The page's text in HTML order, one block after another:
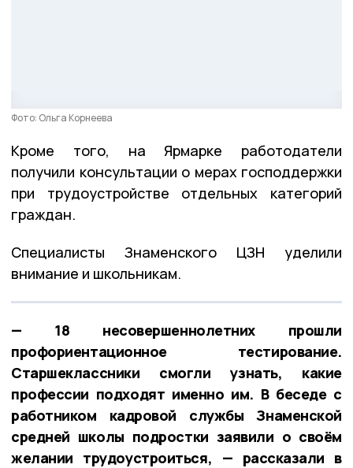
Фото: Ольга Корнеева
Кроме того, на Ярмарке работодатели
получили консультации о мерах господдержки
при трудоустройстве отдельных категорий
граждан.
Специалисты Знаменского ЦЗН уделили
внимание и школьникам.
— 18 несовершеннолетних прошли
профориентационное тестирование.
Старшеклассники смогли узнать, какие
профессии подходят именно им. В беседе с
работником кадровой службы Знаменской
средней школы подростки заявили о своём
желании трудоустроиться, — рассказали в